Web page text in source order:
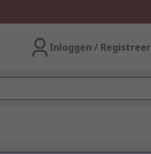
Inloggen / Registreer